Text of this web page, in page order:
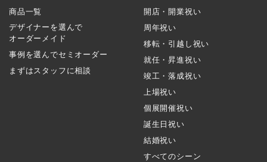
商品一覧
デザイナーを選んで
オーダーメイド
事例を選んでセミオーダー
まずはスタッフに相談
開店・開業祝い
周年祝い
移転・引越し祝い
就任・昇進祝い
竣工・落成祝い
上場祝い
個展開催祝い
誕生日祝い
結婚祝い
すべてのシーン